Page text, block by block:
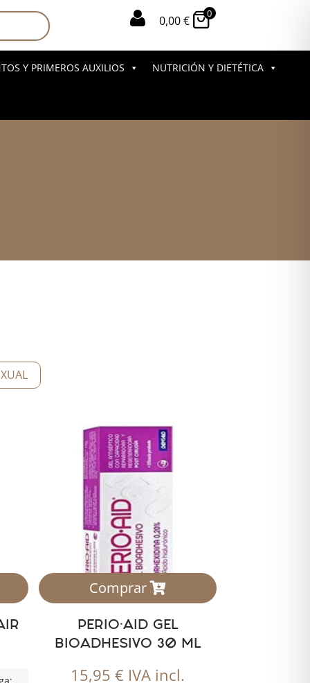
 0,00€
0
Y PRIMEROS AUXILIOS NUTRICIÓN Y DIETÉTICA
Comprar
PERIO·AID GEL
BIOADHESIVO 30 ML
15,95€ IVA incl.